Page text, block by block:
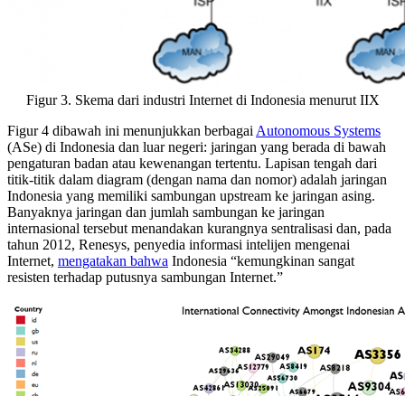
Figur 3. Skema dari industri Internet di Indonesia menurut IIX
Figur 4 dibawah ini menunjukkan berbagai Autonomous Systems
(ASe) di Indonesia dan luar negeri: jaringan yang berada di bawah
pengaturan badan atau kewenangan tertentu. Lapisan tengah dari
titik-titik dalam diagram (dengan nama dan nomor) adalah jaringan
Indonesia yang memiliki sambungan upstream ke jaringan asing.
Banyaknya jaringan dan jumlah sambungan ke jaringan
internasional tersebut menandakan kurangnya sentralisasi dan, pada
tahun 2012, Renesys, penyedia informasi intelijen mengenai
Internet, mengatakan bahwa Indonesia “kemungkinan sangat
resisten terhadap putusnya sambungan Internet.”